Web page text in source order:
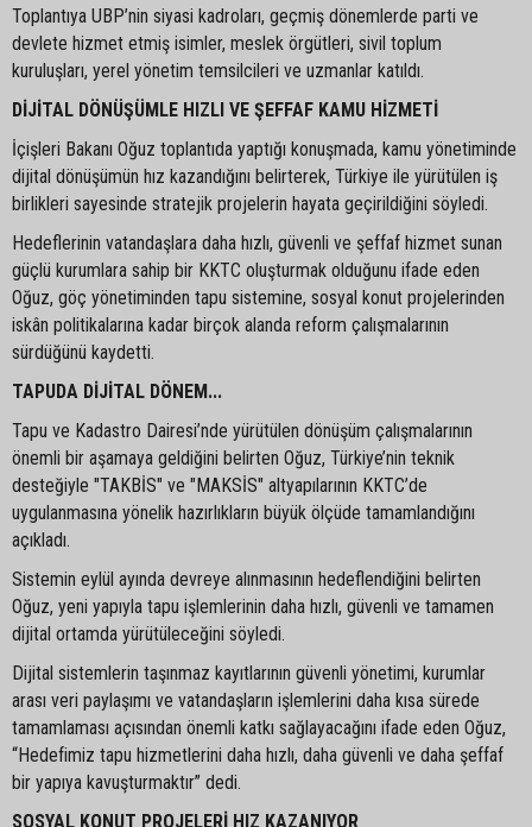
Toplantıya UBP’nin siyasi kadroları, geçmiş dönemlerde parti ve
devlete hizmet etmiş isimler, meslek örgütleri, sivil toplum
kuruluşları, yerel yönetim temsilcileri ve uzmanlar katıldı.
DİJİTAL DÖNÜŞÜMLE HIZLI VE ŞEFFAF KAMU HİZMETİ
İçişleri Bakanı Oğuz toplantıda yaptığı konuşmada, kamu yönetiminde
dijital dönüşümün hız kazandığını belirterek, Türkiye ile yürütülen iş
birlikleri sayesinde stratejik projelerin hayata geçirildiğini söyledi.
Hedeflerinin vatandaşlara daha hızlı, güvenli ve şeffaf hizmet sunan
güçlü kurumlara sahip bir KKTC oluşturmak olduğunu ifade eden
Oğuz, göç yönetiminden tapu sistemine, sosyal konut projelerinden
iskân politikalarına kadar birçok alanda reform çalışmalarının
sürdüğünü kaydetti.
TAPUDA DİJİTAL DÖNEM...
Tapu ve Kadastro Dairesi’nde yürütülen dönüşüm çalışmalarının
önemli bir aşamaya geldiğini belirten Oğuz, Türkiye’nin teknik
desteğiyle "TAKBİS" ve "MAKSİS" altyapılarının KKTC’de
uygulanmasına yönelik hazırlıkların büyük ölçüde tamamlandığını
açıkladı.
Sistemin eylül ayında devreye alınmasının hedeflendiğini belirten
Oğuz, yeni yapıyla tapu işlemlerinin daha hızlı, güvenli ve tamamen
dijital ortamda yürütüleceğini söyledi.
Dijital sistemlerin taşınmaz kayıtlarının güvenli yönetimi, kurumlar
arası veri paylaşımı ve vatandaşların işlemlerini daha kısa sürede
tamamlaması açısından önemli katkı sağlayacağını ifade eden Oğuz,
“Hedefimiz tapu hizmetlerini daha hızlı, daha güvenli ve daha şeffaf
bir yapıya kavuşturmaktır” dedi.
SOSYAL KONUT PROJELERİ HIZ KAZANIYOR